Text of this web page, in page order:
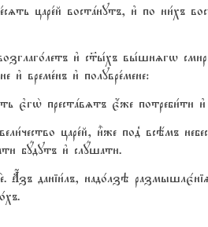
царе1й востaнутъ, и3 по ни1хъ
и3 с™ы1хъ вы1шнzгw
и3 време1нъ и3 полувре1мене:
є3гw2 престaвzтъ є4же потреби1ти
царе1й, и5же под8 всёмъ
бyдутъ и3 слyшати.
Ѓзъ даніи1лъ, надо1лзэ